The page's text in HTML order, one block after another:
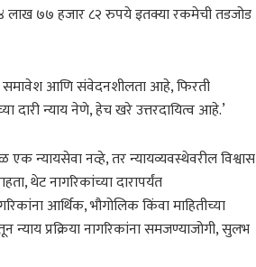
७७ हजार ८२ रुपये इतक्या रकमेची तडजोड
समावेश आणि संवेदनशीलता आहे, फिरती
न्याय नेणे, हेच खरे उत्तरदायित्व आहे.’
एक न्यायसेवा नव्हे, तर न्यायव्यवस्थेवरील विश्वास
थेट नागरिकांच्या दारापर्यंत
आर्थिक, भौगोलिक किंवा माहितीच्या
प्रक्रिया नागरिकांना समजण्याजोगी, सुलभ